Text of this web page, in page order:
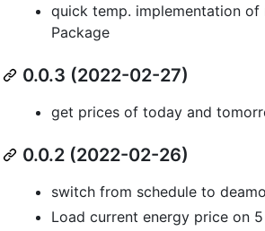
quick temp. implementation of
Package
0.0.3 (2022-02-27)
get prices of today and
0.0.2 (2022-02-26)
switch from schedule to
Load current energy price on